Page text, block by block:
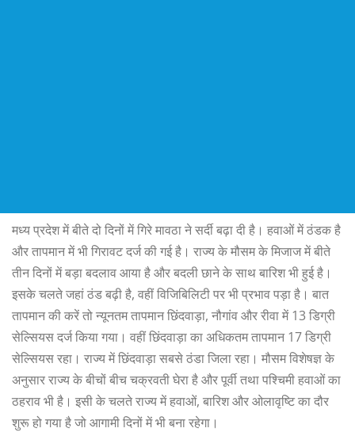
मध्य प्रदेश में बीते दो दिनों में गिरे मावठा ने सर्दी बढ़ा दी है। हवाओं में ठंडक है
और तापमान में भी गिरावट दर्ज की गई है। राज्य के मौसम के मिजाज में बीते
तीन दिनों में बड़ा बदलाव आया है और बदली छाने के साथ बारिश भी हुई है।
इसके चलते जहां ठंड बढ़ी है, वहीं विजिबिलिटी पर भी प्रभाव पड़ा है। बात
तापमान की करें तो न्यूनतम तापमान छिंदवाड़ा, नौगांव और रीवा में 13 डिग्री
सेल्सियस दर्ज किया गया। वहीं छिंदवाड़ा का अधिकतम तापमान 17 डिग्री
सेल्सियस रहा। राज्य में छिंदवाड़ा सबसे ठंडा जिला रहा। मौसम विशेषज्ञ के
अनुसार राज्य के बीचों बीच चक्रवती घेरा है और पूर्वी तथा पश्चिमी हवाओं का
ठहराव भी है। इसी के चलते राज्य में हवाओं, बारिश और ओलावृष्टि का दौर
शुरू हो गया है जो आगामी दिनों में भी बना रहेगा।